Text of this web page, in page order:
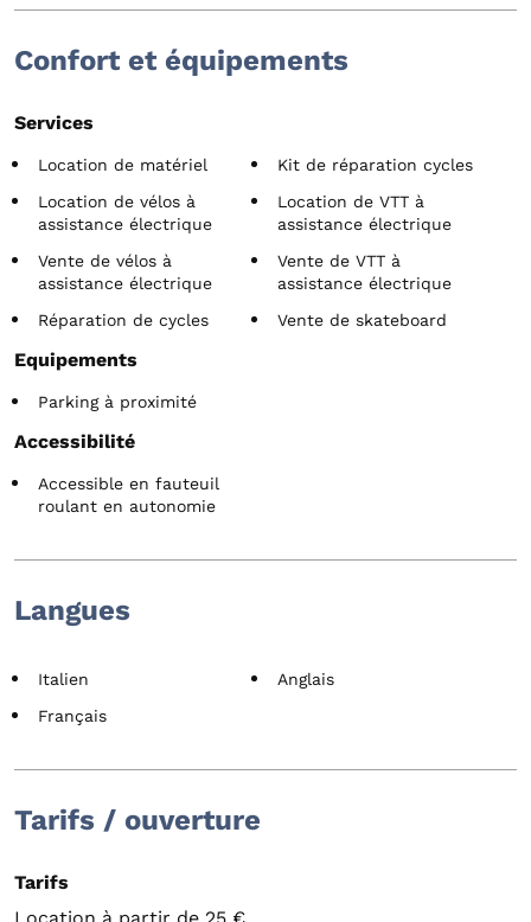
Confort et équipements
Services
Location de matériel
Kit de réparation cycles
Location de vélos à
assistance électrique
Location de VTT à
assistance électrique
Vente de vélos à
assistance électrique
Vente de VTT à
assistance électrique
Réparation de cycles
Vente de skateboard
Equipements
Parking à proximité
Accessibilité
Accessible en fauteuil
roulant en autonomie
Langues
Italien
Anglais
Français
Tarifs / ouverture
Tarifs